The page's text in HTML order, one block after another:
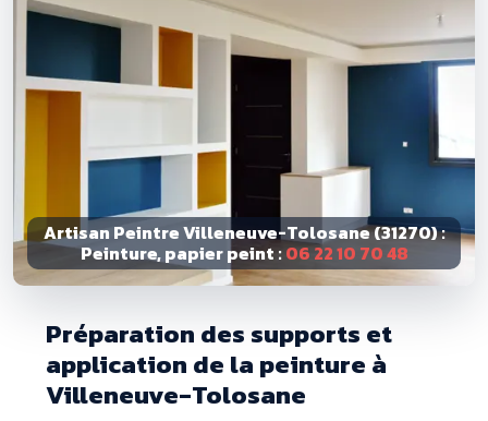
Artisan Peintre Villeneuve-Tolosane (31270) :
Peinture, papier peint :06 22 10 70 48
Préparation des supports et
application de la peinture à
Villeneuve-Tolosane